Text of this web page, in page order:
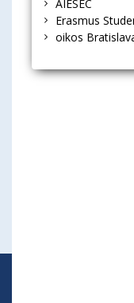
AIESEC
Erasmus
oikos